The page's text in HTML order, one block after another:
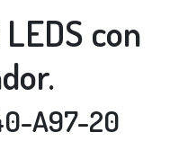
con
A97-20